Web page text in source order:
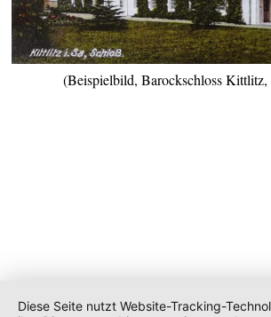
(Beispielbild, Barockschloss Kittlitz,
Diese Seite nutzt Website-Tracking-